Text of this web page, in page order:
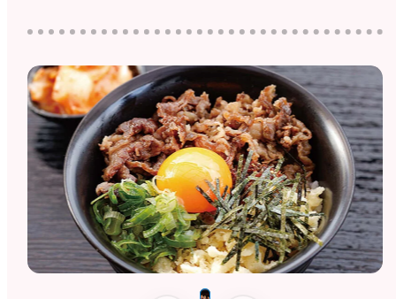
イベント情報
グルメ・特産品
店舗情報
体験・ガイド
モデルコース